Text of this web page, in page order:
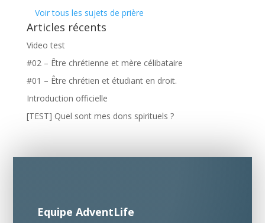
Voir tous les sujets de prière
Articles récents
Video test
#02 – Être chrétienne et mère célibataire
#01 – Être chrétien et étudiant en droit.
Introduction officielle
[TEST] Quel sont mes dons spirituels ?
Equipe AdventLife